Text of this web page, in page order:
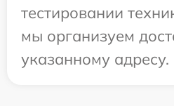
тестировании
мы организуем
указанному адресу.